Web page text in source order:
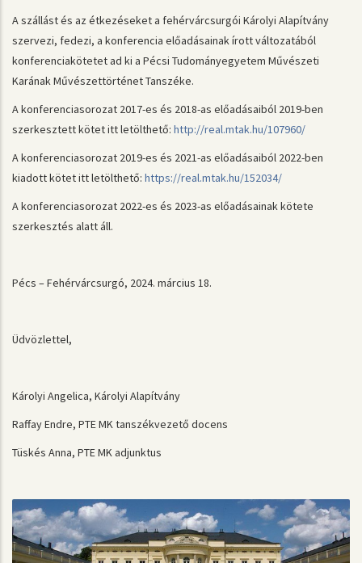
A szállást és az étkezéseket a fehérvárcsurgói Károlyi Alapítvány
szervezi, fedezi, a konferencia előadásainak írott változatából
konferenciakötetet ad ki a Pécsi Tudományegyetem Művészeti
Karának Művészettörténet Tanszéke.
A konferenciasorozat 2017-es és 2018-as előadásaiból 2019-ben
szerkesztett kötet itt letölthető: http://real.mtak.hu/107960/
A konferenciasorozat 2019-es és 2021-as előadásaiból 2022-ben
kiadott kötet itt letölthető: https://real.mtak.hu/152034/
A konferenciasorozat 2022-es és 2023-as előadásainak kötete
szerkesztés alatt áll.
Pécs – Fehérvárcsurgó, 2024. március 18.
Üdvözlettel,
Károlyi Angelica, Károlyi Alapítvány
Raffay Endre, PTE MK tanszékvezető docens
Tüskés Anna, PTE MK adjunktus